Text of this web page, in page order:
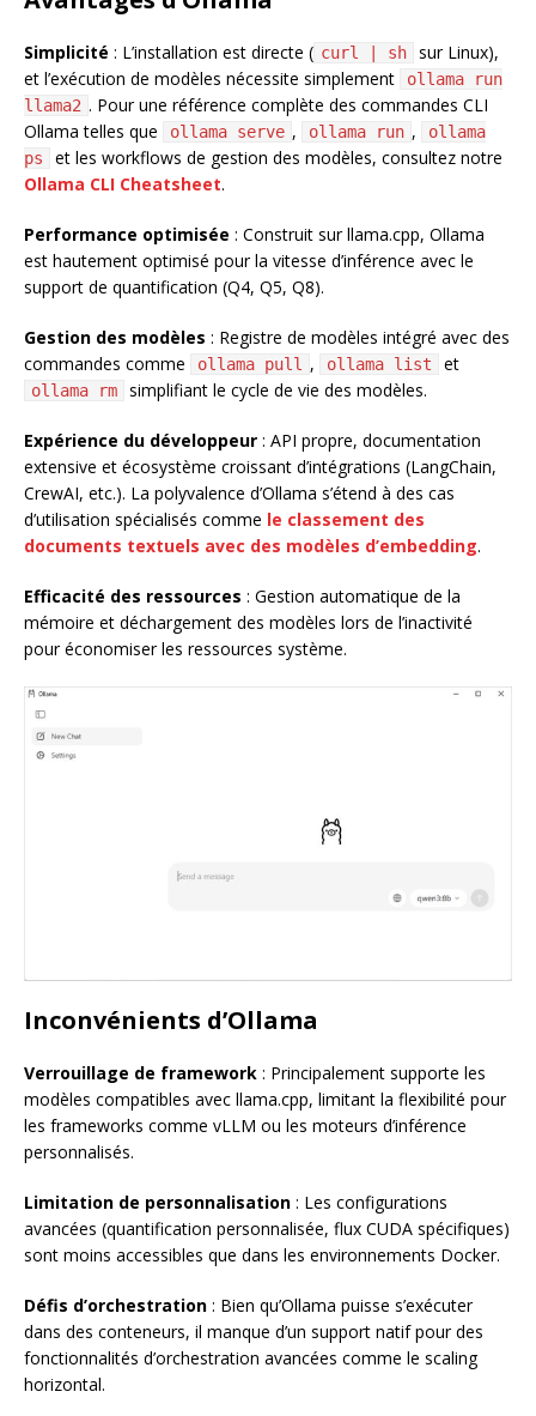
Simplicité : L’installation est directe ( curl | sh
sur Linux),
et l’exécution de modèles nécessite simplement
ollama run
llama2 . Pour une référence complète des commandes CLI
Ollama telles que
ollama serve , ollama run ,
ollama
ps
et les workflows de gestion des modèles, consultez notre
Ollama CLI Cheatsheet.
Performance optimisée : Construit sur llama.cpp, Ollama
est hautement optimisé pour la vitesse d’inférence avec le
support de quantification (Q4, Q5, Q8).
Gestion des modèles : Registre de modèles intégré avec des
commandes comme
ollama pull , ollama list et
ollama rm simplifiant le cycle de vie des modèles.
Expérience du développeur : API propre, documentation
extensive et écosystème croissant d’intégrations (LangChain,
CrewAI, etc.). La polyvalence d’Ollama s’étend à des cas
d’utilisation spécialisés comme le classement des
documents textuels avec des modèles d’embedding.
Efficacité des ressources : Gestion automatique de la
mémoire et déchargement des modèles lors de l’inactivité
pour économiser les ressources système.
Inconvénients d’Ollama
Verrouillage de framework : Principalement supporte les
modèles compatibles avec llama.cpp, limitant la flexibilité pour
les frameworks comme vLLM ou les moteurs d’inférence
personnalisés.
Limitation de personnalisation : Les configurations
avancées (quantification personnalisée, flux CUDA spécifiques)
sont moins accessibles que dans les environnements Docker.
Défis d’orchestration : Bien qu’Ollama puisse s’exécuter
dans des conteneurs, il manque d’un support natif pour des
fonctionnalités d’orchestration avancées comme le scaling
horizontal.